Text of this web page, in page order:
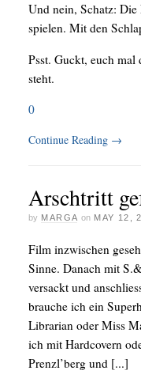
Und nein, Schatz:
spielen. Mit den
Psst. Guckt, euch mal
steht.
0
Continue Reading →
Arschtritt
by MARGA on MAY 12,
Film inzwischen
Sinne. Danach mit
versackt und
brauche ich ein
Librarian oder Miss
ich mit Hardcovern
Prenzl’berg und [...]